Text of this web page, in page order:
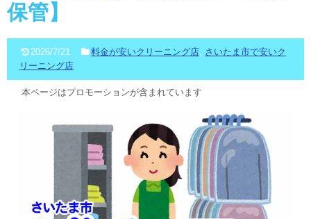
保管】
2026/7/21 料金が安いクリーニング店, さいたま市で安いク
リーニング店
本ページはプロモーションが含まれています